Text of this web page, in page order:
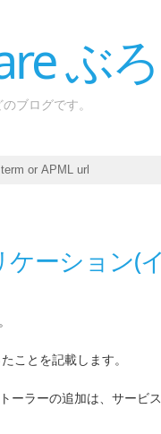
ぶ
ブログです。
ーション(
ことを記載します。
ラーの追加は、サービ